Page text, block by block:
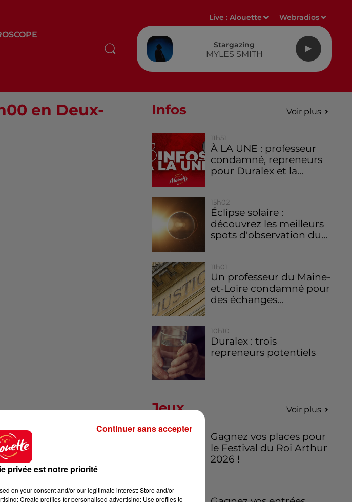
Live :Alouette Webradios
Stargazing
MYLES SMITH
en Deux-
Infos Voir plus
11h51
À LA UNE : professeur
condamné, repreneurs
pour Duralex et la...
15h02
Éclipse solaire :
découvrez les meilleurs
spots d'observation du...
11h01
Un professeur du Maine-
et-Loire condamné pour
des échanges...
10h10
Duralex : trois
repreneurs potentiels
Jeux Voir plus
Gagnez vos places pour
le Festival du Roi Arthur
2026 !
privée est notre priorité
on your consent and/or our legitimate interest: Store and/or
Create profiles for personalised advertising; Use profiles to
Continuer sans accepter